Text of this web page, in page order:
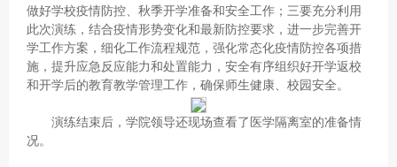
做好学校疫情防控、秋季开学准备和安全工作；三要充分利用
此次演练，结合疫情形势变化和最新防控要求，进一步完善开
学工作方案，细化工作流程规范，强化常态化疫情防控各项措
施，提升应急反应能力和处置能力，安全有序组织好开学返校
和开学后的教育教学管理工作，确保师生健康、校园安全。
演练结束后，学院领导还现场查看了医学隔离室的准备情
况。